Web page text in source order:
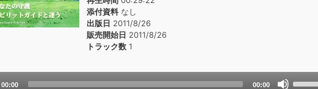
添付資料なし
出版日 2011/8/26
販売開始日 2011/8/26
トラック数 1
00:00 00:00